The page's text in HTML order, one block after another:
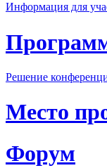
Информация для
Решение
Место
Форум